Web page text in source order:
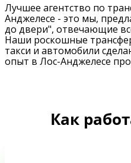
Лучшее агентство по
Анджелесе - это мы,
до двери", отвечающие
Наши роскошные
такси и автомобили
опыт в Лос-Анджелесе
Как